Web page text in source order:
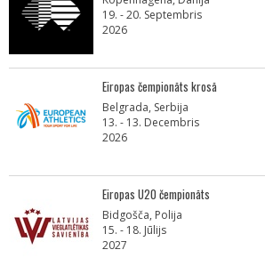
19. - 20. Septembris
2026
Eiropas čempionāts krosā
Belgrada, Serbija
13. - 13. Decembris
2026
Eiropas U20 čempionāts
Bidgošča, Polija
15. - 18. Jūlijs
2027